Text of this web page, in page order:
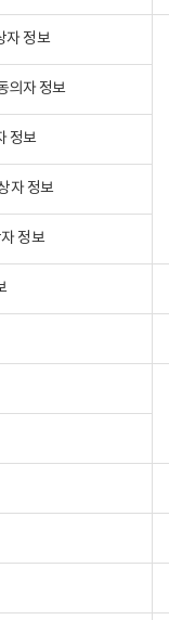
자 정보
의자 정보
정보
자 정보
정보